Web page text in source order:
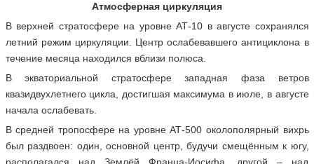
Атмосферная циркуляция
В верхней стратосфере на уровне АТ-10 в августе сохранялся
летний режим циркуляции. Центр ослабевавшего антициклона в
течение месяца находился вблизи полюса.
В экваториальной стратосфере западная фаза ветров
квазидвухлетнего цикла, достигшая максимума в июле, в августе
начала ослабевать.
В средней тропосфере на уровне АТ-500 околополярный вихрь
был раздвоен: один, основной центр, будучи смещённым к югу,